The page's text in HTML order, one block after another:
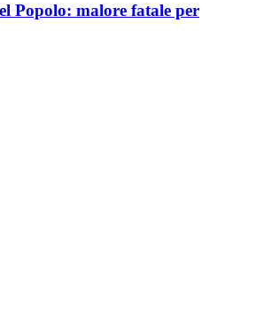
Popolo: malore fatale per